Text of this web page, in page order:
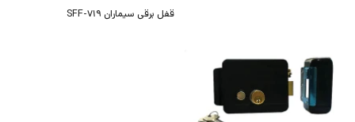
قفل برقی سیماران SFF-719